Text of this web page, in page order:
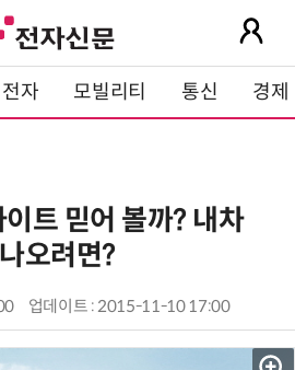
전자 모빌리티 통신 경제
트 믿어 볼까? 내차
오려면?
업데이트 : 2015-11-10 17:00